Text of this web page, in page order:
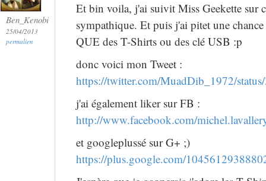
Ben_Kenobi
25/04/2013
permalien
Et bin voila, j'ai suivit Miss Geekette sur
sympathique. Et puis j'ai pitet une
QUE des T-Shirts ou des clé USB :p
donc voici mon Tweet :
https://twitter.com/MuadDib_1972/
j'ai également liker sur FB :
http://www.facebook.com/
et googleplussé sur G+ ;)
https://plus.google.com/